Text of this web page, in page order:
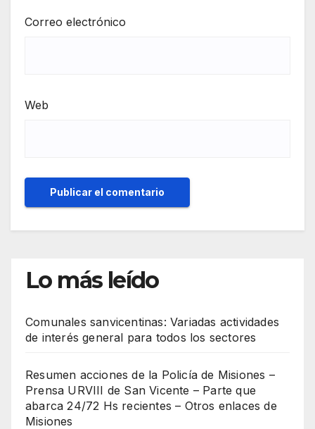
Correo electrónico
Web
Lo más leído
Comunales sanvicentinas: Variadas actividades
de interés general para todos los sectores
Resumen acciones de la Policía de Misiones –
Prensa URVIII de San Vicente – Parte que
abarca 24/72 Hs recientes – Otros enlaces de
Misiones